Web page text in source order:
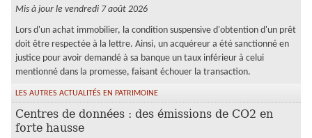
Mis à jour le vendredi 7 août 2026
Lors d'un achat immobilier, la condition suspensive d'obtention d'un prêt
doit être respectée à la lettre. Ainsi, un acquéreur a été sanctionné en
justice pour avoir demandé à sa banque un taux inférieur à celui
mentionné dans la promesse, faisant échouer la transaction.
LES AUTRES ACTUALITÉS EN PATRIMOINE
Centres de données : des émissions de CO2 en
forte hausse